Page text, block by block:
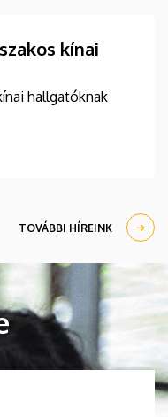
kínai
hallgatóknak
TOVÁBBI HÍREINK